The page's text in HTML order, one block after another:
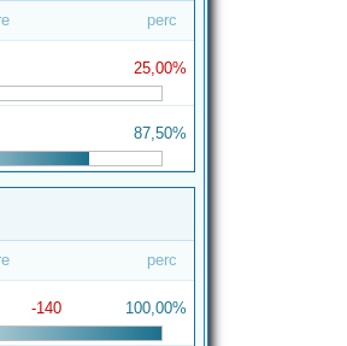
perc
25,00%
87,50%
perc
-140 100,00%